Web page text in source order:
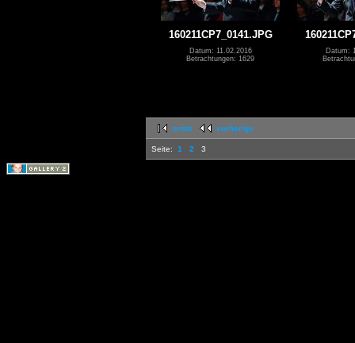
160211CP7_0141.JPG
Datum: 11.02.2016
Betrachtungen: 1629
Datum:
erste vorherige
Seite: 1 2 3